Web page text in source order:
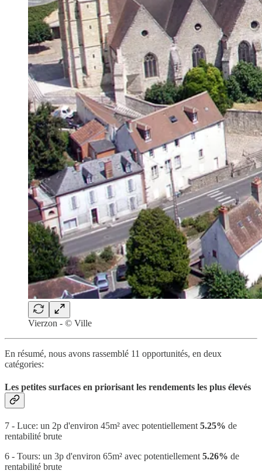
Vierzon - © Ville
En résumé, nous avons rassemblé 11 opportunités, en deux
catégories:
Les petites surfaces en priorisant les rendements les plus élevés
7 - Luce: un 2p d'environ 45m² avec potentiellement 5.25% de
rentabilité brute
6 - Tours: un 3p d'environ 65m² avec potentiellement 5.26% de
rentabilité brute